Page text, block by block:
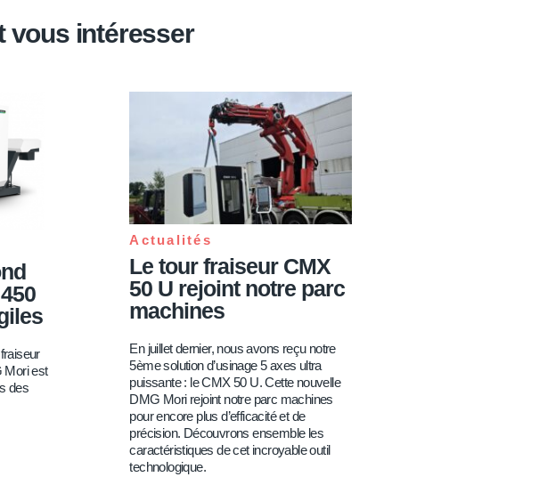
vous intéresser
Mori est
des
Actualités
Le tour fraiseur CMX
50 U rejoint notre parc
machines
En juillet dernier, nous avons reçu notre
5ème solution d’usinage 5 axes ultra
puissante : le CMX 50 U. Cette nouvelle
DMG Mori rejoint notre parc machines
pour encore plus d’efficacité et de
précision. Découvrons ensemble les
caractéristiques de cet incroyable outil
technologique.